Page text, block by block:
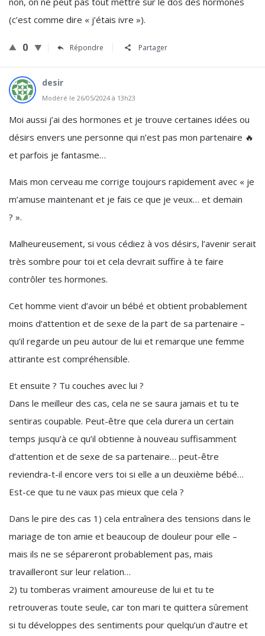
(c’est comme dire « j’étais ivre »).
0 Répondre Partager
desir
Modéré le 26/05/2024 à 13h23
Moi aussi j’ai des hormones et je trouve certaines idées ou
désirs envers une personne qui n’est pas mon partenaire 🔥
et parfois je fantasme…
Mais mon cerveau me corrige toujours rapidement avec « je
m’amuse maintenant et je fais ce que je veux… et demain
? ».
Malheureusement, si vous cédiez à vos désirs, l’avenir serait
très sombre pour toi et cela devrait suffire à te faire
contrôler tes hormones.
Cet homme vient d’avoir un bébé et obtient probablement
moins d’attention et de sexe de la part de sa partenaire –
qu’il regarde un peu autour de lui et remarque une femme
attirante est compréhensible.
Et ensuite ? Tu couches avec lui ?
Dans le meilleur des cas, cela ne se saura jamais et tu te
sentiras coupable. Peut-être que cela durera un certain
temps jusqu’à ce qu’il obtienne à nouveau suffisamment
d’attention et de sexe de sa partenaire… peut-être
reviendra-t-il encore vers toi si elle a un deuxième bébé…
Est-ce que tu ne vaux pas mieux que cela ?
Dans le pire des cas 1) cela entraînera des tensions dans le
mariage de ton amie et beaucoup de douleur pour elle –
mais ils ne se sépareront probablement pas, mais
travailleront sur leur relation…
2) tu tomberas vraiment amoureuse de lui et tu te
retrouveras toute seule, car ton mari te quittera sûrement
si tu développes des sentiments pour quelqu’un d’autre et